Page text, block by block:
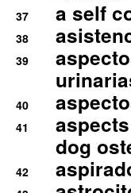
37 a self
38
39
40
41
dog
42